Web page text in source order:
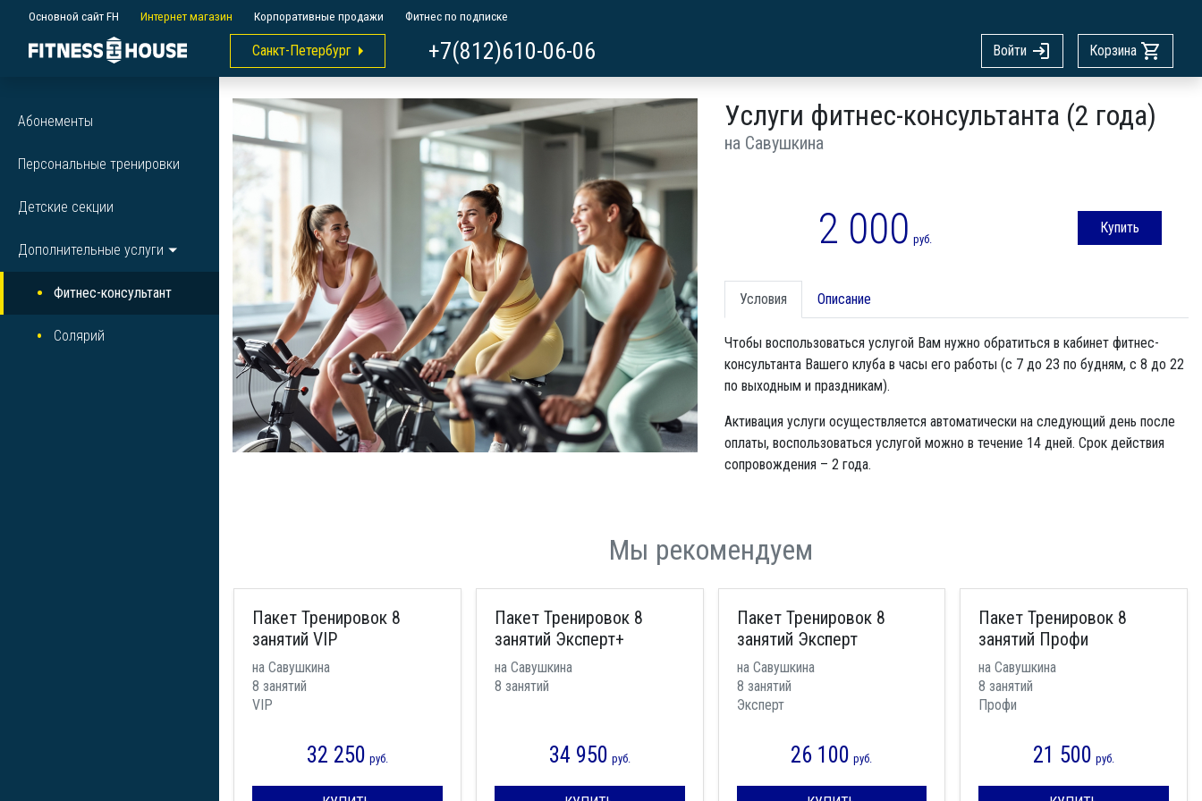
Основной сайт FH Интернет магазин Корпоративные продажи Фитнес по подписке
Санкт-Петербург +7(812)610-06-06 Войти Корзина
Абонементы
Персональные тренировки
Детские секции
Дополнительные услуги
Фитнес-консультант
Солярий
Услуги фитнес-консультанта (2 года)
на Савушкина
2 000 руб.
Купить
Условия Описание
Чтобы воспользоваться услугой Вам нужно обратиться в кабинет фитнес-
консультанта Вашего клуба в часы его работы (с 7 до 23 по будням, с 8 до 22
по выходным и праздникам).
Активация услуги осуществляется автоматически на следующий день после
оплаты, воспользоваться услугой можно в течение 14 дней. Срок действия
сопровождения – 2 года.
Мы рекомендуем
Пакет Тренировок 8
занятий VIP
на Савушкина
8 занятий
VIP
32 250 руб.
Пакет Тренировок 8
занятий Эксперт+
на Савушкина
8 занятий
34 950 руб.
Пакет Тренировок 8
занятий Эксперт
на Савушкина
8 занятий
Эксперт
26 100 руб.
Пакет Тренировок 8
занятий Профи
на Савушкина
8 занятий
Профи
21 500 руб.